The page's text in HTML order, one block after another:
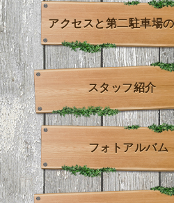
アクセスと第二駐車場
スタッフ紹介
フォトアルバム